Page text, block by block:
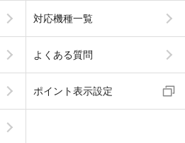
対応機種一覧
よくある質問
ポイント表示設定